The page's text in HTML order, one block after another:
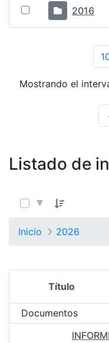
2016
Mostrando el
Listado de
Inicio 2026
Selección del
Título
Documentos